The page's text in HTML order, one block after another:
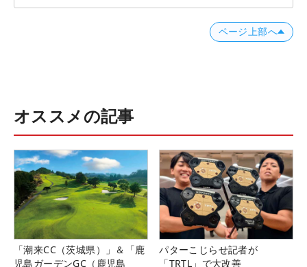
ページ上部へ
オススメの記事
「潮来CC（茨城県）」＆「鹿
児島ガーデンGC（鹿児島
パターこじらせ記者が
「TRTL」で大改善